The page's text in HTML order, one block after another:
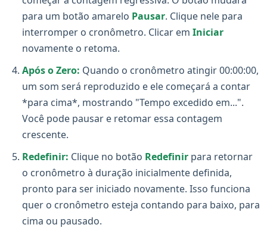
para um botão amarelo Pausar. Clique nele para
interromper o cronômetro. Clicar em Iniciar
novamente o retoma.
Após o Zero: Quando o cronômetro atingir 00:00:00,
um som será reproduzido e ele começará a contar
*para cima*, mostrando "Tempo excedido em...".
Você pode pausar e retomar essa contagem
crescente.
Redefinir: Clique no botão Redefinir para retornar
o cronômetro à duração inicialmente definida,
pronto para ser iniciado novamente. Isso funciona
quer o cronômetro esteja contando para baixo, para
cima ou pausado.